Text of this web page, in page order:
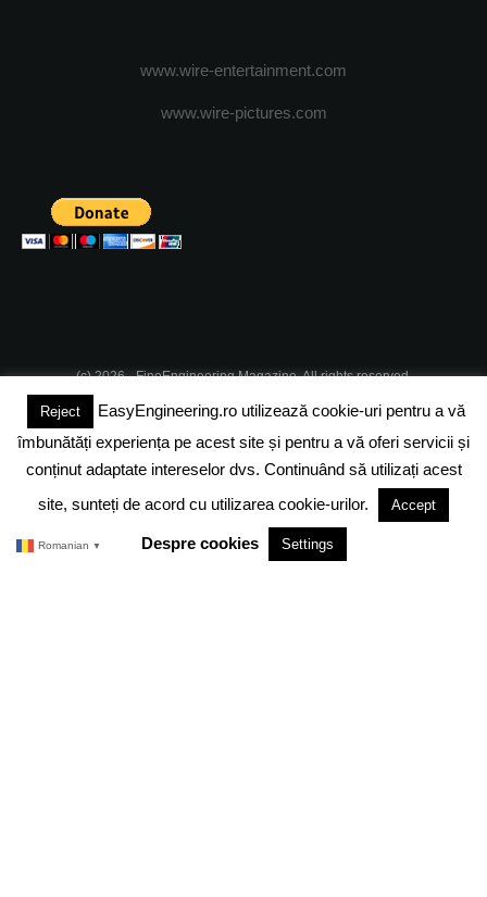
www.wire-entertainment.com
www.wire-pictures.com
(c) 2026 - FineEngineering Magazine. All rights reserved.
DESPRE NOI ABONAMENT
DESPRE COOKIES POLITICA DE CONFIDENTIALITATE
TERMENI SI CONDITII
Reject
EasyEngineering.ro utilizează cookie-uri pentru a vă
îmbunătăți experiența pe acest site și pentru a vă oferi servicii și
conținut adaptate intereselor dvs. Continuând să utilizați acest
site, sunteți de acord cu utilizarea cookie-urilor.
Accept
Despre cookies Settings
Romanian ▼